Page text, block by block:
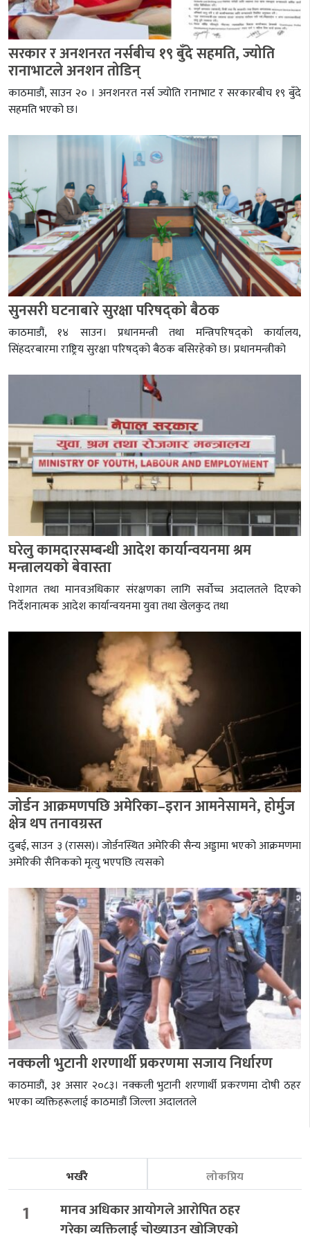
सरकार र अनशनरत नर्सबीच १९ बुँदे सहमति, ज्योति
रानाभाटले अनशन तोडिन्
काठमाडौं, साउन २० । अनशनरत नर्स ज्योति रानाभाट र सरकारबीच १९ बुँदे
सहमति भएको छ।
सुनसरी घटनाबारे सुरक्षा परिषद्को बैठक
काठमाडौं, १४ साउन। प्रधानमन्त्री तथा मन्त्रिपरिषद्को कार्यालय,
सिंहदरबारमा राष्ट्रिय सुरक्षा परिषद्को बैठक बसिरहेको छ। प्रधानमन्त्रीको
घरेलु कामदारसम्बन्धी आदेश कार्यान्वयनमा श्रम
मन्त्रालयको बेवास्ता
पेशागत तथा मानवअधिकार संरक्षणका लागि सर्वोच्च अदालतले दिएको
निर्देशनात्मक आदेश कार्यान्वयनमा युवा तथा खेलकुद तथा
जोर्डन आक्रमणपछि अमेरिका–इरान आमनेसामने, होर्मुज
क्षेत्र थप तनावग्रस्त
दुबई, साउन ३ (रासस)। जोर्डनस्थित अमेरिकी सैन्य अड्डामा भएको आक्रमणमा
अमेरिकी सैनिकको मृत्यु भएपछि त्यसको
नक्कली भुटानी शरणार्थी प्रकरणमा सजाय निर्धारण
काठमाडौं, ३१ असार २०८३। नक्कली भुटानी शरणार्थी प्रकरणमा दोषी ठहर
भएका व्यक्तिहरूलाई काठमाडौं जिल्ला अदालतले
भर्खरै लोकप्रिय
1
मानव अधिकार आयोगले आरोपित ठहर
गरेका व्यक्तिलाई चोख्याउन खोजिएको